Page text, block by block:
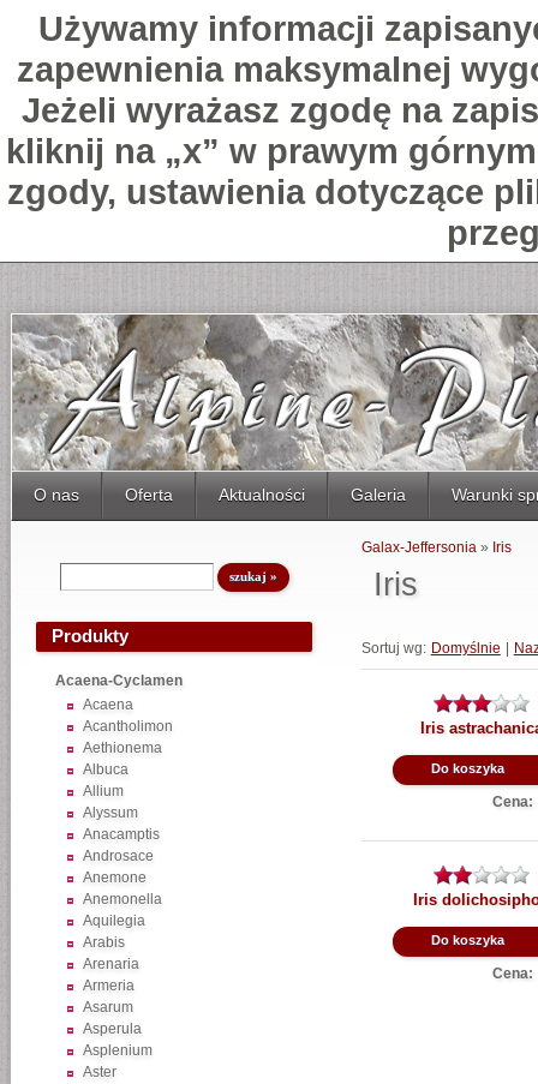
Używamy informacji
zapewnienia maksymalnej
Jeżeli wyrażasz zgodę na
kliknij na „x” w prawym
zgody, ustawienia dotyczące
O nas Oferta Aktualności Galeria Warunki
Produkty
Acaena-Cyclamen
Acaena
Acantholimon
Aethionema
Albuca
Allium
Alyssum
Anacamptis
Androsace
Anemone
Anemonella
Aquilegia
Arabis
Arenaria
Armeria
Asarum
Asperula
Asplenium
Aster
Iris
Galax-Jeffersonia» Iris
Sortuj wg: Domyślnie
Iris
Do koszyka
Cena:
Iris
Do koszyka
Cena: